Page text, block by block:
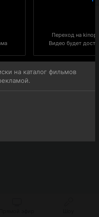
Переход на
Видео будет
на каталог фильмов